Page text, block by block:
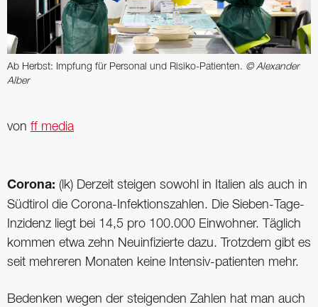
Ab Herbst: Impfung für Personal und Risiko-Patienten. © Alexander
Alber
von ff media
Corona: (lk) Derzeit steigen sowohl in Italien als auch in
Südtirol die Corona-Infektionszahlen. Die Sieben-Tage-
Inzidenz liegt bei 14,5 pro 100.000 Einwohner. Täglich
kommen etwa zehn Neuinfizierte dazu. Trotzdem gibt es
seit mehreren Monaten keine Intensiv-patienten mehr.
Bedenken wegen der steigenden Zahlen hat man auch